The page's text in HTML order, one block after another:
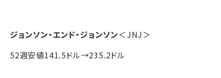
ジョンソン・エンド・ジョンソン＜JNJ＞
52週安値141.5ドル→235.2ドル